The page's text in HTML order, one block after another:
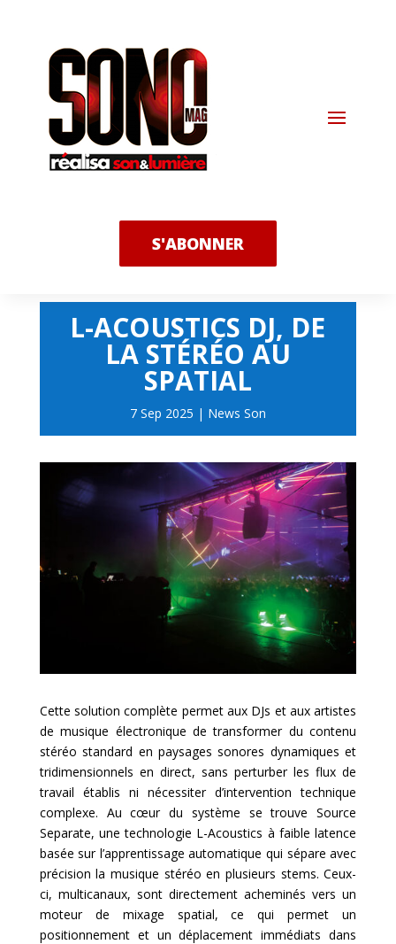
S'ABONNER
L-ACOUSTICS DJ, DE
LA STÉRÉO AU
SPATIAL
7 Sep 2025 | News Son
Cette solution complète permet aux DJs et aux artistes
de musique électronique de transformer du contenu
stéréo standard en paysages sonores dynamiques et
tridimensionnels en direct, sans perturber les flux de
travail établis ni nécessiter d’intervention technique
complexe. Au cœur du système se trouve Source
Separate, une technologie L-Acoustics à faible latence
basée sur l’apprentissage automatique qui sépare avec
précision la musique stéréo en plusieurs stems. Ceux-
ci, multicanaux, sont directement acheminés vers un
moteur de mixage spatial, ce qui permet un
positionnement et un déplacement immédiats dans